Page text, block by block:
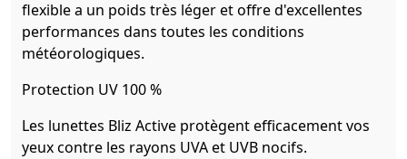
flexible a un poids très léger et offre d'excellentes
performances dans toutes les conditions
météorologiques.
Protection UV 100 %
Les lunettes Bliz Active protègent efficacement vos
yeux contre les rayons UVA et UVB nocifs.